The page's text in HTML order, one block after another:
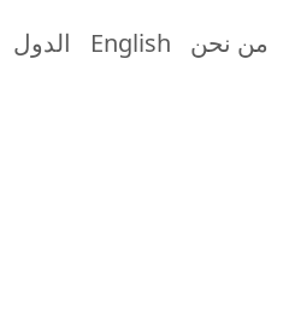
من نحن English الدول